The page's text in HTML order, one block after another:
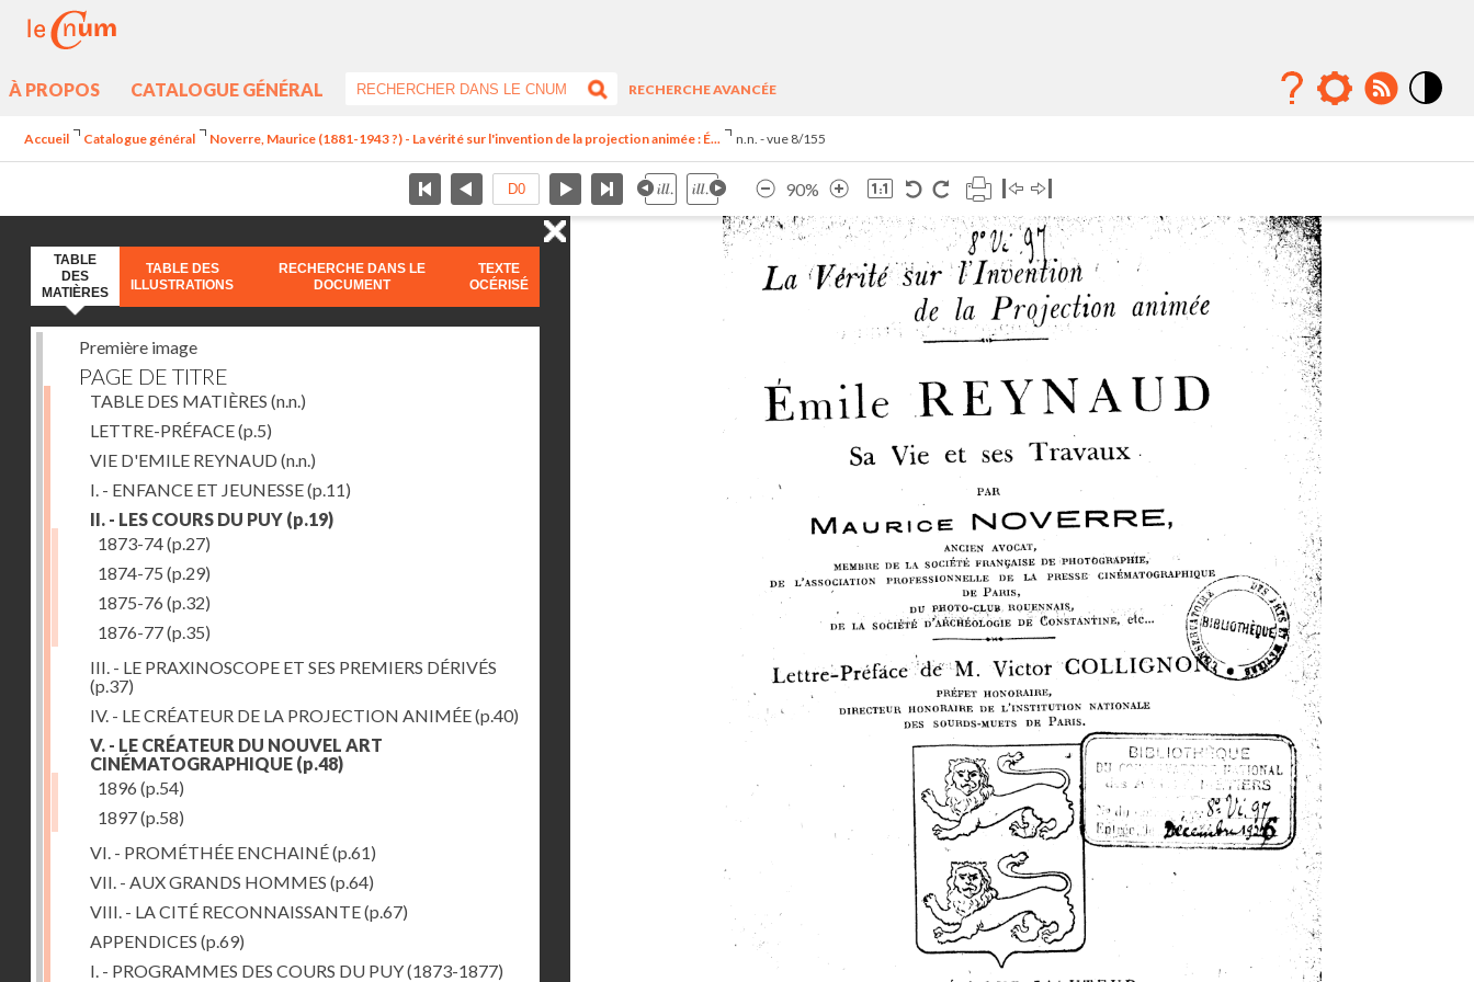
À PROPOS CATALOGUE GÉNÉRAL
RECHERCHE AVANCÉE
Accueil Catalogue général Noverre, Maurice (1881-1943 ?) - La vérité sur l'invention de la projection animée : É... n.n. - vue 8/155
90%
TABLE
DES
MATIÈRES
TABLE DES
ILLUSTRATIONS
RECHERCHE DANS LE
DOCUMENT
TEXTE
OCÉRISÉ
Première image
PAGE DE TITRE
TABLE DES MATIÈRES (n.n.)
LETTRE-PRÉFACE(p.5)
VIE D'EMILE REYNAUD (n.n.)
I. - ENFANCE ET JEUNESSE(p.11)
II. - LES COURS DU PUY (p.19)
1873-74(p.27)
1874-75 (p.29)
1875-76 (p.32)
1876-77(p.35)
III. - LE PRAXINOSCOPE ET SES PREMIERS DÉRIVÉS
(p.37)
IV. - LE CRÉATEUR DE LA PROJECTION ANIMÉE(p.40)
V. - LE CRÉATEUR DU NOUVEL ART
CINÉMATOGRAPHIQUE (p.48)
1896 (p.54)
1897(p.58)
VI. - PROMÉTHÉE ENCHAINÉ(p.61)
VII. - AUX GRANDS HOMMES (p.64)
VIII. - LA CITÉ RECONNAISSANTE(p.67)
APPENDICES (p.69)
I. - PROGRAMMES DES COURS DU PUY (1873-1877)